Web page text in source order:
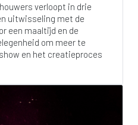
verloopt in drie
uitwisseling met de
een maaltijd en de
om meer te
en het creatieproces